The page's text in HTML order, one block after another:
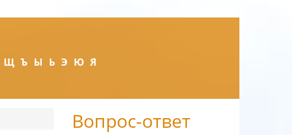
Щ Ъ Ы Ь Э Ю Я
Вопрос-ответ